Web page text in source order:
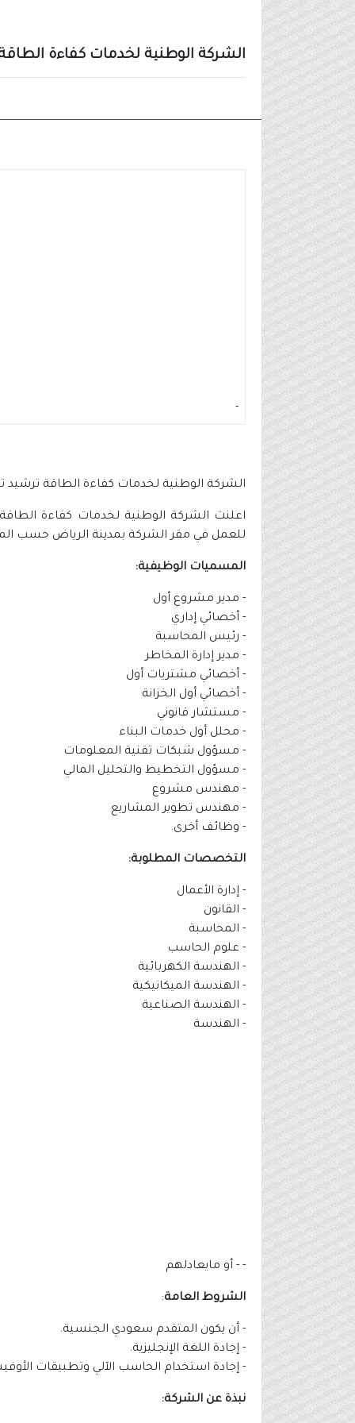
الشركة الوطنية لخدمات كفاءة الطاقة ترشيد تعلن عن
-
الشركة الوطنية لخدمات كفاءة الطاقة ترشيد تعلن عن 14 وظيفة
للعمل في مقر الشركة بمدينة الرياض حسب
المسميات الوظيفية:
- مدير مشروع أول
- ⁠أخصائي إداري
- ⁠رئيس المحاسبة
- ⁠مدير إدارة المخاطر
- ⁠أخصائي مشتريات أول
- ⁠أخصائي أول الخزانة
- ⁠مستشار قانوني
- ⁠محلل أول خدمات البناء
- ⁠مسؤول شبكات تقنية المعلومات
- ⁠مسؤول التخطيط والتحليل المالي
- ⁠مهندس مشروع
- ⁠مهندس تطوير المشاريع
- وظائف أخرى.
التخصصات المطلوبة:
- إدارة الأعمال
- القانون
- المحاسبة
- علوم الحاسب
- الهندسة الكهربائية
- الهندسة الميكانيكية
- ⁠الهندسة الصناعية
- الهندسة
- - أو مايعادلهم
الشروط العامة:
- أن يكون المتقدم سعودي الجنسية.
- إجادة اللغة الإنجليزية.
- إجادة استخدام الحاسب الآلي وتطبيقات
نبذة عن الشركة: